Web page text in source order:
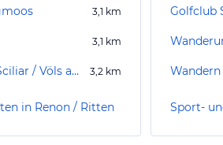
3,1 km
3,1 km
Altstadt Fiè allo Sciliar / Völs am Schlern 3,2 km
in Renon / Ritten
Golfclub